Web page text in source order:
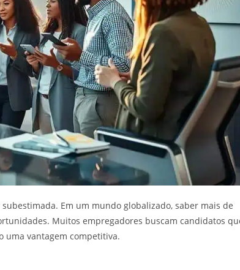
Em um mundo globalizado, saber mais de
Muitos empregadores buscam candidatos
uma vantagem competitiva.